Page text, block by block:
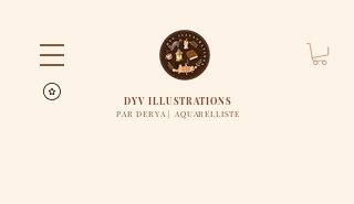
DYV ILLUSTRATIONS
PAR DERYA | AQUARELLISTE